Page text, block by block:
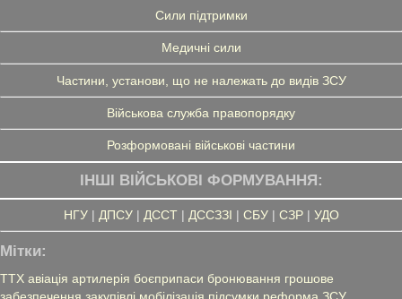
Сили підтримки
Медичні сили
Частини, установи, що не належать до видів ЗСУ
Військова служба правопорядку
Розформовані військові частини
ІНШІ ВІЙСЬКОВІ ФОРМУВАННЯ:
НГУ| ДПСУ| ДССТ| ДССЗЗІ | СБУ| СЗР| УДО
Мітки:
ТТХ авіація артилерія боєприпаси бронювання грошове